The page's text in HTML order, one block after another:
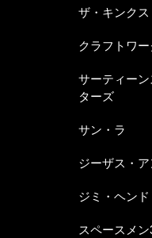
ザ・キンクス
クラフトワー
サーティー
ターズ
サン・ラ
ジーザス・
ジミ・ヘン
スペースメン